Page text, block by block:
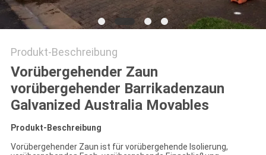
Produkt-Beschreibung
Vorübergehender Zaun
vorübergehender Barrikadenzaun
Galvanized Australia Movables
Produkt-Beschreibung
Vorübergehender Zaun ist für vorübergehende Isolierung,